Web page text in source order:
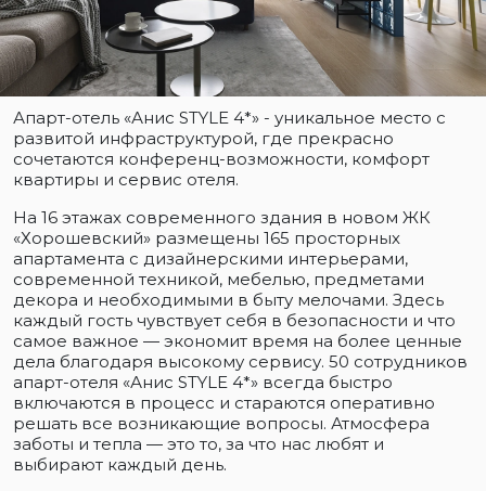
Апарт-отель «Анис STYLE 4*» - уникальное место с
развитой инфраструктурой, где прекрасно
сочетаются конференц-возможности, комфорт
квартиры и сервис отеля.
На 16 этажах современного здания в новом ЖК
«Хорошевский» размещены 165 просторных
апартамента с дизайнерскими интерьерами,
современной техникой, мебелью, предметами
декора и необходимыми в быту мелочами. Здесь
каждый гость чувствует себя в безопасности и что
самое важное — экономит время на более ценные
дела благодаря высокому сервису. 50 сотрудников
апарт-отеля «Анис STYLE 4*» всегда быстро
включаются в процесс и стараются оперативно
решать все возникающие вопросы. Атмосфера
заботы и тепла — это то, за что нас любят и
выбирают каждый день.